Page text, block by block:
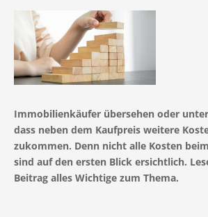
Immobilienkäufer übersehen oder
dass neben dem Kaufpreis weitere
zukommen. Denn nicht alle Kosten
sind auf den ersten Blick ersichtlich.
Beitrag alles Wichtige zum Thema.